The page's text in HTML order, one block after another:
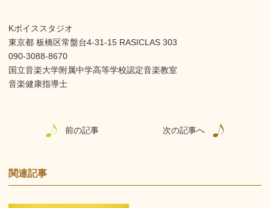
Kボイススタジオ
東京都 板橋区常盤台4-31-15 RASICLAS 303
090-3088-8670
国立音楽大学附属中学高等学校認定音楽教室
音楽健康指導士
前の記事 次の記事へ
関連記事